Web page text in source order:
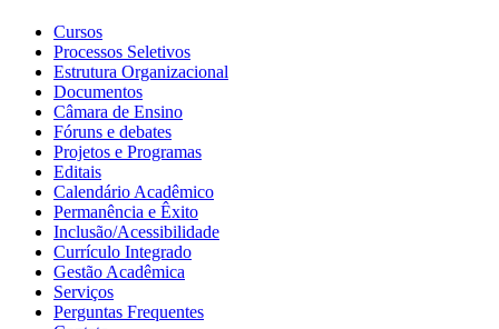
Cursos
Processos Seletivos
Estrutura Organizacional
Documentos
Câmara de Ensino
Fóruns e debates
Projetos e Programas
Editais
Calendário Acadêmico
Permanência e Êxito
Inclusão/Acessibilidade
Currículo Integrado
Gestão Acadêmica
Serviços
Perguntas Frequentes